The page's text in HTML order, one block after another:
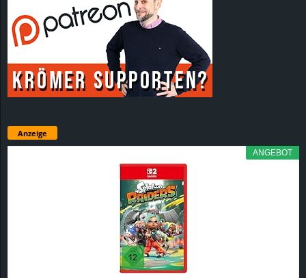
Anzeige
ANGEBOT